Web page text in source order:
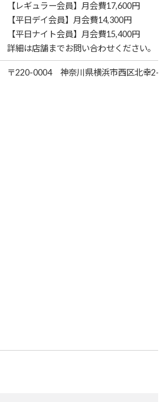
【レギュラー会員】月会費17,600円
【平日デイ会員】月会費14,300円
【平日ナイト会員】月会費15,400円
詳細は店舗までお問い合わせください。
〒220-0004 神奈川県横浜市西区北幸2-